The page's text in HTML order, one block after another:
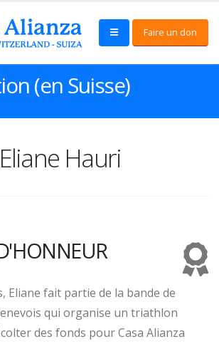
Faire un don
(en Suisse)
Eliane Hauri
Eliane fait partie de la bande de
qui organise un triathlon
des fonds pour Casa Alianza